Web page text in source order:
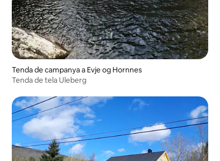
Tenda de campanya a Evje og Hornnes
Tenda de tela Uleberg